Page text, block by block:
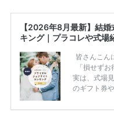
【2026年8月最新】結
キング｜プラコレや式場
皆さんこん
「損せず
実は、式場
のギフト券
ため、比較